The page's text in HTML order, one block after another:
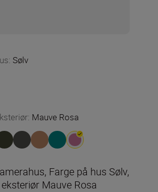
: Sølv
: Mauve Rosa
Farge på hus Sølv,
Mauve Rosa